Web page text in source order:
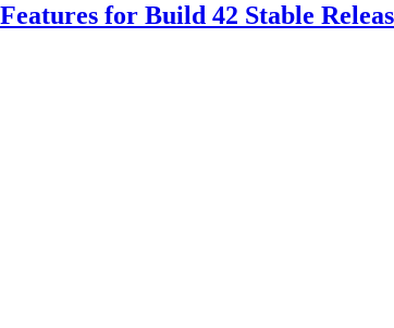
for Build 42 Stable